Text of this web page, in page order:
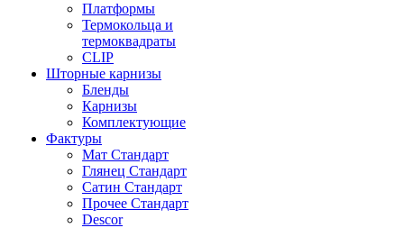
Платформы
Термокольца и
термоквадраты
CLIP
Шторные карнизы
Бленды
Карнизы
Комплектующие
Фактуры
Мат Стандарт
Глянец Стандарт
Сатин Стандарт
Прочее Стандарт
Descor